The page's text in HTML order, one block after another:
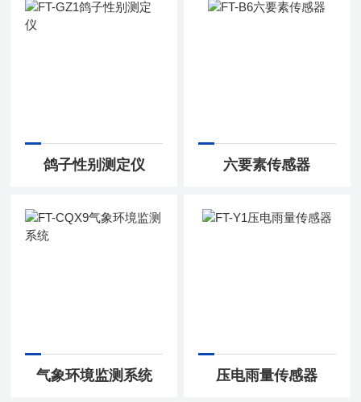
鸽子性别测定仪 六要素传感器
气象环境监测系统 压电雨量传感器